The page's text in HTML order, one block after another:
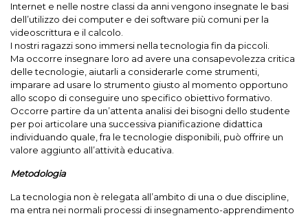
Internet e nelle nostre classi da anni vengono insegnate le basi
dell’utilizzo dei computer e dei software più comuni per la
videoscrittura e il calcolo.
I nostri ragazzi sono immersi nella tecnologia fin da piccoli.
Ma occorre insegnare loro ad avere una consapevolezza critica
delle tecnologie, aiutarli a considerarle come strumenti,
imparare ad usare lo strumento giusto al momento opportuno
allo scopo di conseguire uno specifico obiettivo formativo.
Occorre partire da un’attenta analisi dei bisogni dello studente
per poi articolare una successiva pianificazione didattica
individuando quale, fra le tecnologie disponibili, può offrire un
valore aggiunto all’attività educativa.
Metodologia
La tecnologia non è relegata all’ambito di una o due discipline,
ma entra nei normali processi di insegnamento-apprendimento